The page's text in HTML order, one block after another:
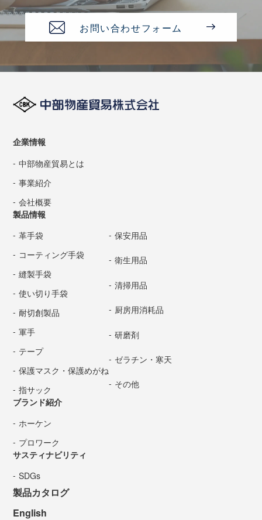
お問い合わせフォーム
企業情報
中部物産貿易とは
事業紹介
会社概要
製品情報
革手袋
コーティング手袋
縫製手袋
使い切り手袋
耐切創製品
軍手
テープ
保護マスク・保護めがね
指サック
保安用品
衛生用品
清掃用品
厨房用消耗品
研磨剤
ゼラチン・寒天
その他
ブランド紹介
ホーケン
プロワーク
サスティナビリティ
SDGs
製品カタログ
English